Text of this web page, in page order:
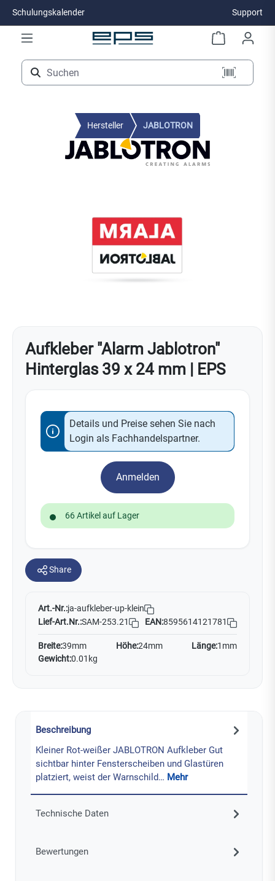
Zum Hauptinhalt springen
Schulungskalender Support
Hersteller JABLOTRON
Aufkleber "Alarm Jablotron"
Hinterglas 39 x 24 mm | EPS
Details und Preise sehen Sie nach
Login als Fachhandelspartner.
Anmelden
66 Artikel auf Lager
Share
Art.-Nr.:ja-aufkleber-up-klein
Lief-Art.Nr.:SAM-253.21 EAN:8595614121781
Breite:39mm Höhe:24mm Länge:1mm
Gewicht:0.01kg
Beschreibung
Kleiner Rot-weißer JABLOTRON Aufkleber Gut
sichtbar hinter Fensterscheiben und Glastüren
platziert, weist der Warnschild… Mehr
Technische Daten
Bewertungen